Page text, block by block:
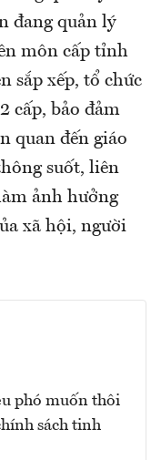
đang quản lý
môn cấp tỉnh
sắp xếp, tổ chức
cấp, bảo đảm
quan đến giáo
suốt, liên
ảnh hưởng
xã hội, người
phó muốn thôi
sách tinh